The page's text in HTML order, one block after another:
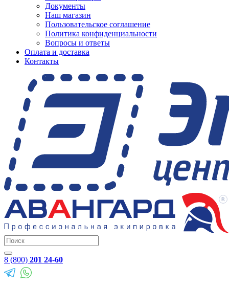
Документы
Наш магазин
Пользовательское соглашение
Политика конфиденциальности
Вопросы и ответы
Оплата и доставка
Контакты
8 (800) 201 24-60